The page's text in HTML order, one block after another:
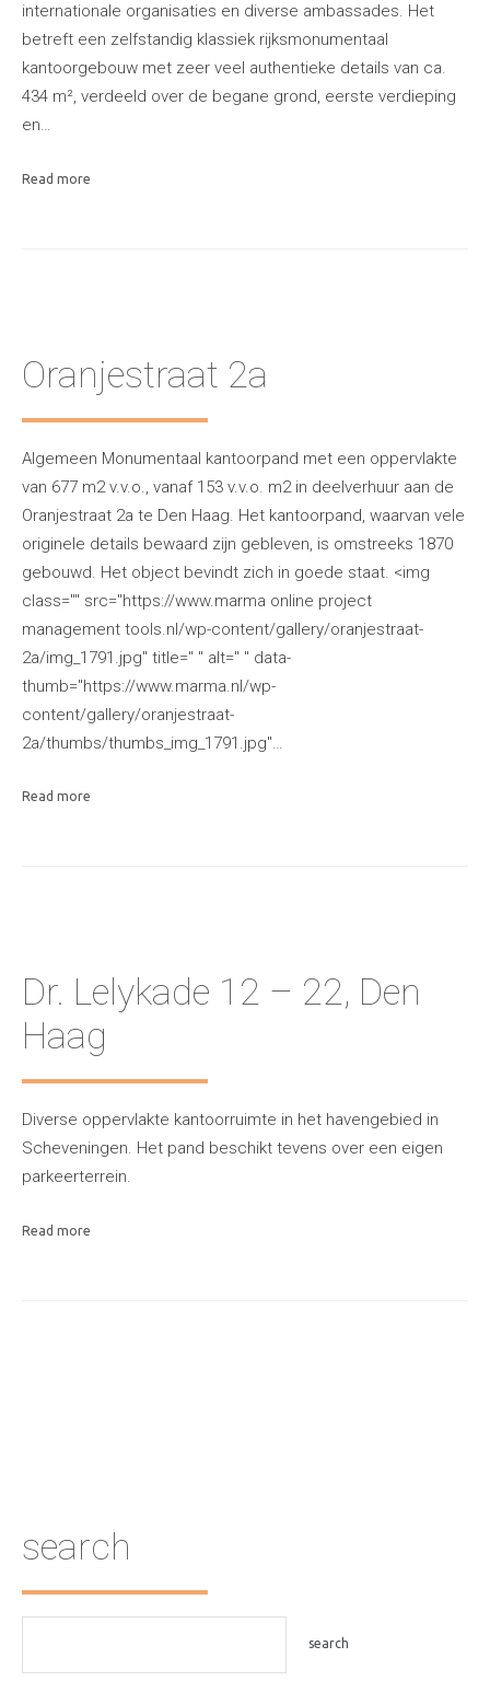
internationale organisaties en diverse ambassades. Het
betreft een zelfstandig klassiek rijksmonumentaal
kantoorgebouw met zeer veel authentieke details van ca.
434 m², verdeeld over de begane grond, eerste verdieping
en…
Read more
Oranjestraat 2a
Algemeen Monumentaal kantoorpand met een oppervlakte
van 677 m2 v.v.o., vanaf 153 v.v.o. m2 in deelverhuur aan de
Oranjestraat 2a te Den Haag. Het kantoorpand, waarvan vele
originele details bewaard zijn gebleven, is omstreeks 1870
gebouwd. Het object bevindt zich in goede staat. <img
class="" src="https://www.marma online project
management tools.nl/wp-content/gallery/oranjestraat-
2a/img_1791.jpg" title=" " alt=" " data-
thumb="https://www.marma.nl/wp-
content/gallery/oranjestraat-
2a/thumbs/thumbs_img_1791.jpg"…
Read more
Dr. Lelykade 12 – 22, Den
Haag
Diverse oppervlakte kantoorruimte in het havengebied in
Scheveningen. Het pand beschikt tevens over een eigen
parkeerterrein.
Read more
search